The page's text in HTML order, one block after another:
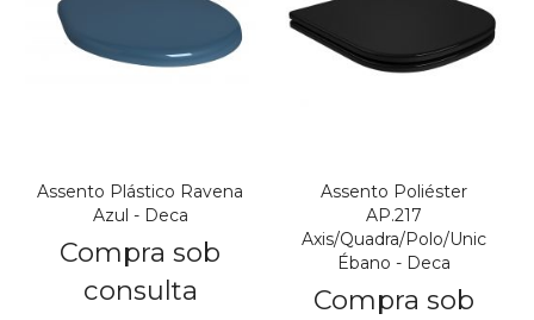
Assento Plástico Ravena
Azul - Deca
Compra sob
consulta
Assento Poliéster
AP.217
Axis/Quadra/Polo/Unic
Ébano - Deca
Compra sob